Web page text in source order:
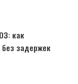
как
без задержек